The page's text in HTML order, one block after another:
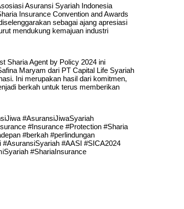
Asuransi Syariah Indonesia
Insurance Convention and Awards
sebagai ajang apresiasi
mendukung kemajuan industri
Sharia Agent by Policy 2024 ini
Maryam dari PT Capital Life Syariah
Ini merupakan hasil dari komitmen,
berkah untuk terus memberikan
#AsuransiJiwaSyariah
#Insurance #Protection #Sharia
#berkah #perlindungan
#AsuransiSyariah #AASI #SICA2024
#ShariaInsurance